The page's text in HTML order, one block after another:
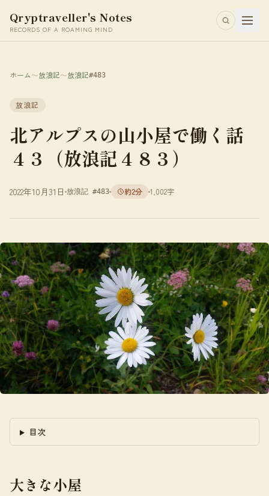
Qryptraveller's Notes
RECORDS OF A ROAMING MIND
ホーム〜放浪記〜放浪記#483
放浪記
北アルプスの山小屋で働く話
４３（放浪記４８３）
2022年10月31日 放浪記 #483 約2分 1,002字
目次
大きな小屋